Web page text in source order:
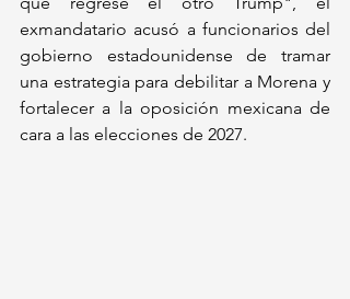
exmandatario acusó a funcionarios del
gobierno estadounidense de tramar
una estrategia para debilitar a Morena y
fortalecer a la oposición mexicana de
cara a las elecciones de 2027.